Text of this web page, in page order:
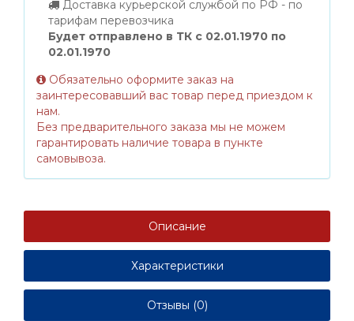
Доставка курьерской службой по РФ - по
тарифам перевозчика
Будет отправлено в ТК с 02.01.1970 по
02.01.1970
Обязательно оформите заказ на
заинтересовавший вас товар перед приездом к
нам.
Без предварительного заказа мы не можем
гарантировать наличие товара в пункте
самовывоза.
Описание
Характеристики
Отзывы (0)